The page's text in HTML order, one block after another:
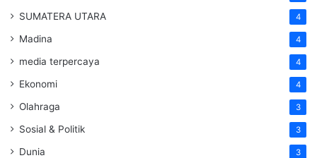
SUMATERA UTARA 4
Madina 4
media terpercaya 4
Ekonomi 4
Olahraga 3
Sosial & Politik 3
Dunia 3